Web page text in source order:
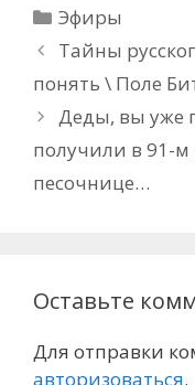
Рубрики
Эфиры
Тайны
понять \ Поле
Деды, вы уже
получили в 91-м
песочнице…
Оставьте
Для отправки
авторизоваться.